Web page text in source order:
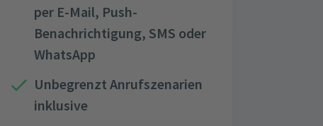
per E-Mail, Push-
Benachrichtigung, SMS oder
WhatsApp
Unbegrenzt Anrufszenarien
inklusive